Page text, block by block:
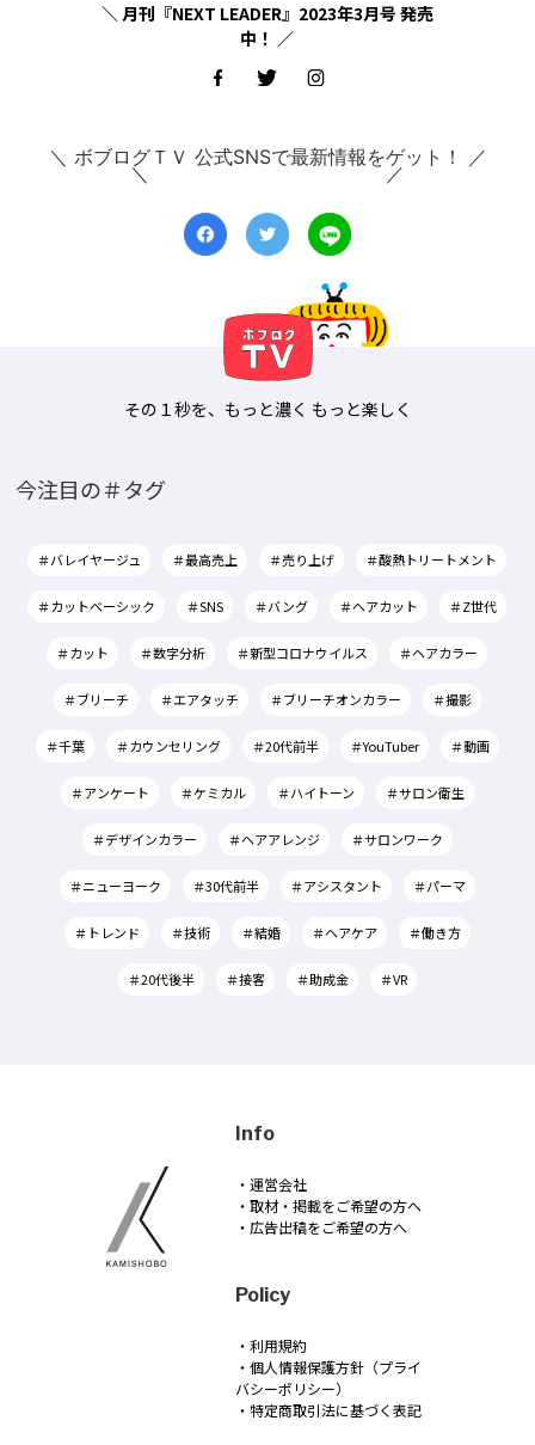
＼ 月刊『NEXT LEADER』2023年3月号 発売
中！ ／
＼ ボブログＴＶ 公式SNSで最新情報をゲット！ ／
その１秒を、もっと濃く もっと楽しく
今注目の＃タグ
＃バレイヤージュ ＃最高売上 ＃売り上げ ＃酸熱トリートメント
＃カットベーシック ＃SNS ＃バング ＃ヘアカット ＃Z世代
＃カット ＃数字分析 ＃新型コロナウイルス ＃ヘアカラー
＃ブリーチ ＃エアタッチ ＃ブリーチオンカラー ＃撮影
＃千葉 ＃カウンセリング ＃20代前半 ＃YouTuber ＃動画
＃アンケート ＃ケミカル ＃ハイトーン ＃サロン衛生
＃デザインカラー ＃ヘアアレンジ ＃サロンワーク
＃ニューヨーク ＃30代前半 ＃アシスタント ＃パーマ
＃トレンド ＃技術 ＃結婚 ＃ヘアケア ＃働き方
＃20代後半 ＃接客 ＃助成金 ＃VR
Info
・運営会社
・取材・掲載をご希望の方へ
・広告出稿をご希望の方へ
Policy
・利用規約
・個人情報保護方針（プライ
バシーポリシー）
・特定商取引法に基づく表記